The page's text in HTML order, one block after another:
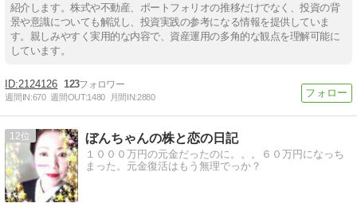
紹介します。株式や不動産、ポートフォリオの推移だけでなく、投資の背
景や意識についても解説し、投資実践の参考になる情報を提供していま
す。親しみやすく実用的な内容で、資産運用の多角的な観点を理解可能に
しています。
2124126 123
週間IN:670 週間OUT:1480 月間IN:2880
12 ぼんちゃんの株と恋の日記
１０００万円の元金だったのに。。。６０万円になっち
まった。元金復活はもう無理でっか？